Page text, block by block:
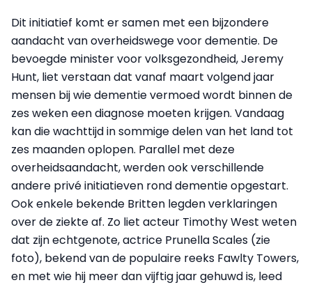
Dit initiatief komt er samen met een bijzondere
aandacht van overheidswege voor dementie. De
bevoegde minister voor volksgezondheid, Jeremy
Hunt, liet verstaan dat vanaf maart volgend jaar
mensen bij wie dementie vermoed wordt binnen de
zes weken een diagnose moeten krijgen. Vandaag
kan die wachttijd in sommige delen van het land tot
zes maanden oplopen. Parallel met deze
overheidsaandacht, werden ook verschillende
andere privé initiatieven rond dementie opgestart.
Ook enkele bekende Britten legden verklaringen
over de ziekte af. Zo liet acteur Timothy West weten
dat zijn echtgenote, actrice Prunella Scales (zie
foto), bekend van de populaire reeks Fawlty Towers,
en met wie hij meer dan vijftig jaar gehuwd is, leed